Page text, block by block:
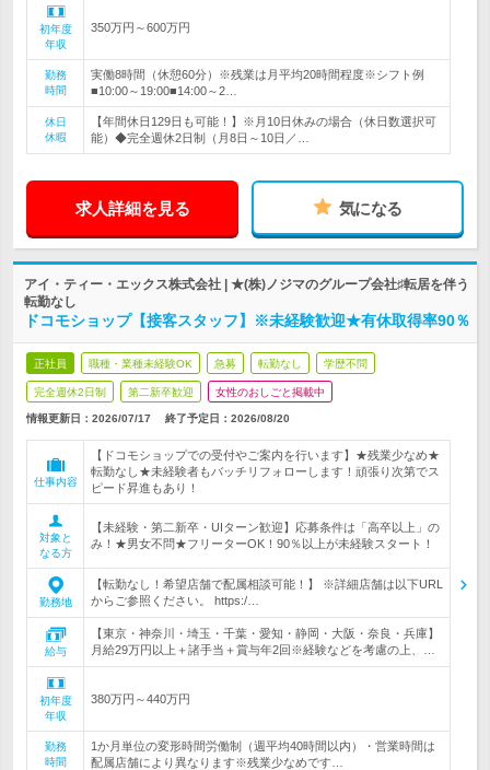
初年度
年収
350万円～600万円
勤務
時間
実働8時間（休憩60分）※残業は月平均20時間程度※シフト例
■10:00～19:00■14:00～2…
休日
休暇
【年間休日129日も可能！】※月10日休みの場合（休日数選択可
能）◆完全週休2日制（月8日～10日／…
求人詳細を見る 気になる
アイ・ティー・エックス株式会社 | ★(株)ノジマのグループ会社♯転居を伴う
転勤なし
ドコモショップ【接客スタッフ】※未経験歓迎★有休取得率90％
正社員 職種・業種未経験OK 急募 転勤なし 学歴不問
完全週休2日制 第二新卒歓迎 女性のおしごと掲載中
情報更新日：2026/07/17 終了予定日： 2026/08/20
仕事内容
【ドコモショップでの受付やご案内を行います】★残業少なめ★
転勤なし★未経験者もバッチリフォローします！頑張り次第でス
ピード昇進もあり！
対象と
なる方
【未経験・第二新卒・UIターン歓迎】応募条件は「高卒以上」の
み！★男女不問★フリーターOK！90％以上が未経験スタート！
勤務地
【転勤なし！希望店舗で配属相談可能！】 ※詳細店舗は以下URL
からご参照ください。 https:/…
給与
【東京・神奈川・埼玉・千葉・愛知・静岡・大阪・奈良・兵庫】
月給29万円以上＋諸手当＋賞与年2回※経験などを考慮の上、…
初年度
年収
380万円～440万円
勤務
時間
1か月単位の変形時間労働制（週平均40時間以内）・営業時間は
配属店舗により異なります※残業少なめです…